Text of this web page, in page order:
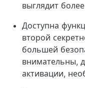
выглядит
Доступна
второй
большей
внимательны,
активации,